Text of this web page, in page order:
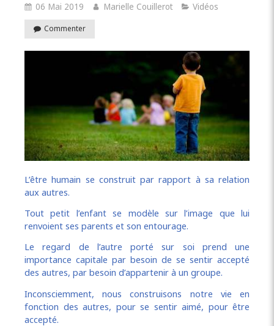
06 Mai 2019 Marielle Couillerot Vidéos
Commenter
L’être humain se construit par rapport à sa relation
aux autres.
Tout petit l’enfant se modèle sur l’image que lui
renvoient ses parents et son entourage.
Le regard de l’autre porté sur soi prend une
importance capitale par besoin de se sentir accepté
des autres, par besoin d’appartenir à un groupe.
Inconsciemment, nous construisons notre vie en
fonction des autres, pour se sentir aimé, pour être
accepté.